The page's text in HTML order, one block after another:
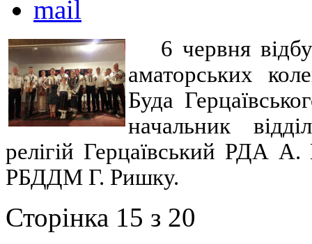
6 червня
аматорських
Буда
начальник
релігій Герцаївський РДА А.
РБДДМ Г. Ришку.
Сторінка 15 з 20